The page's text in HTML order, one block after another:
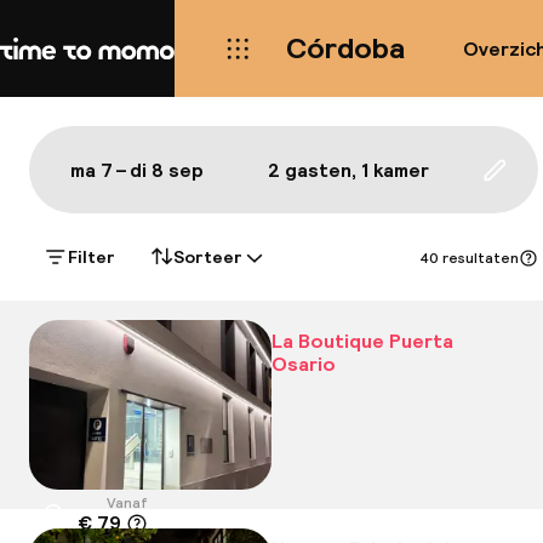
Home Córdoba
Kaart Córdoba: de beste
Toon op de kaart:
ma 7 – di 8 sep 2 gasten, 1 kamer
Filter Sorteer 40 resultaten
La Boutique Puerta
Osario
Locatie
Vanaf
€ 79